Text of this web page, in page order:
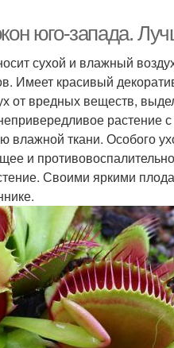
юго-запада.
сухой и влажный
Имеет красивый
от вредных веществ,
растение
влажной ткани. Особого
и
Своими яркими